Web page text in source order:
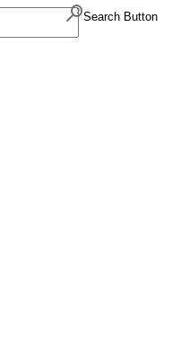
Search Button